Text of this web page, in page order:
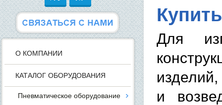
О КОМПАНИИ
КАТАЛОГ ОБОРУДОВАНИЯ
Пневматическое оборудование
Для
и